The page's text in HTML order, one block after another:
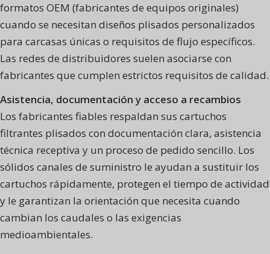
formatos OEM (fabricantes de equipos originales)
cuando se necesitan diseños plisados personalizados
para carcasas únicas o requisitos de flujo específicos.
Las redes de distribuidores suelen asociarse con
fabricantes que cumplen estrictos requisitos de calidad.
Asistencia, documentación y acceso a recambios
Los fabricantes fiables respaldan sus cartuchos
filtrantes plisados con documentación clara, asistencia
técnica receptiva y un proceso de pedido sencillo. Los
sólidos canales de suministro le ayudan a sustituir los
cartuchos rápidamente, protegen el tiempo de actividad
y le garantizan la orientación que necesita cuando
cambian los caudales o las exigencias
medioambientales.